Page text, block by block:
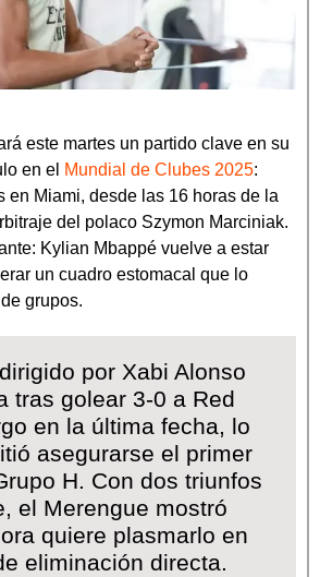
este martes un partido clave en su
en el Mundial de Clubes 2025:
en Miami, desde las 16 horas de la
del polaco Szymon Marciniak.
Kylian Mbappé vuelve a estar
un cuadro estomacal que lo
grupos.
por Xabi Alonso
tras golear 3-0 a Red
en la última fecha, lo
asegurarse el primer
H. Con dos triunfos
el Merengue mostró
quiere plasmarlo en
eliminación directa.